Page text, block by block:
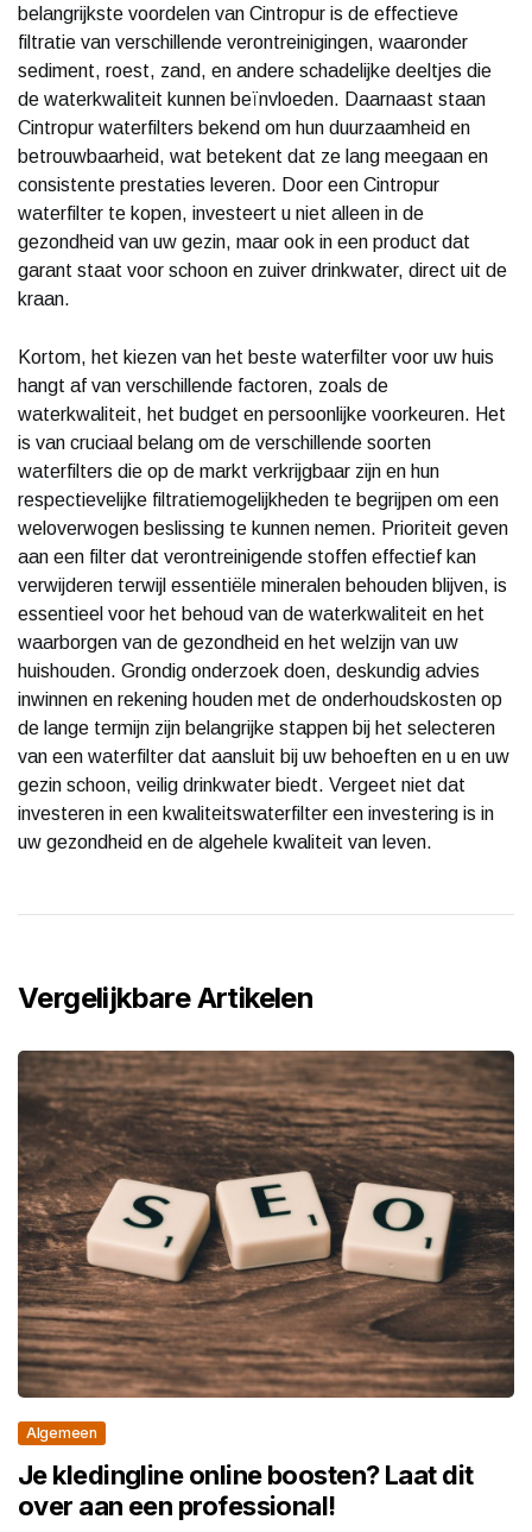
belangrijkste voordelen van Cintropur is de effectieve
filtratie van verschillende verontreinigingen, waaronder
sediment, roest, zand, en andere schadelijke deeltjes die
de waterkwaliteit kunnen beïnvloeden. Daarnaast staan
Cintropur waterfilters bekend om hun duurzaamheid en
betrouwbaarheid, wat betekent dat ze lang meegaan en
consistente prestaties leveren. Door een Cintropur
waterfilter te kopen, investeert u niet alleen in de
gezondheid van uw gezin, maar ook in een product dat
garant staat voor schoon en zuiver drinkwater, direct uit de
kraan.
Kortom, het kiezen van het beste waterfilter voor uw huis
hangt af van verschillende factoren, zoals de
waterkwaliteit, het budget en persoonlijke voorkeuren. Het
is van cruciaal belang om de verschillende soorten
waterfilters die op de markt verkrijgbaar zijn en hun
respectievelijke filtratiemogelijkheden te begrijpen om een
weloverwogen beslissing te kunnen nemen. Prioriteit geven
aan een filter dat verontreinigende stoffen effectief kan
verwijderen terwijl essentiële mineralen behouden blijven, is
essentieel voor het behoud van de waterkwaliteit en het
waarborgen van de gezondheid en het welzijn van uw
huishouden. Grondig onderzoek doen, deskundig advies
inwinnen en rekening houden met de onderhoudskosten op
de lange termijn zijn belangrijke stappen bij het selecteren
van een waterfilter dat aansluit bij uw behoeften en u en uw
gezin schoon, veilig drinkwater biedt. Vergeet niet dat
investeren in een kwaliteitswaterfilter een investering is in
uw gezondheid en de algehele kwaliteit van leven.
Vergelijkbare Artikelen
Algemeen
Je kledingline online boosten? Laat dit
over aan een professional!